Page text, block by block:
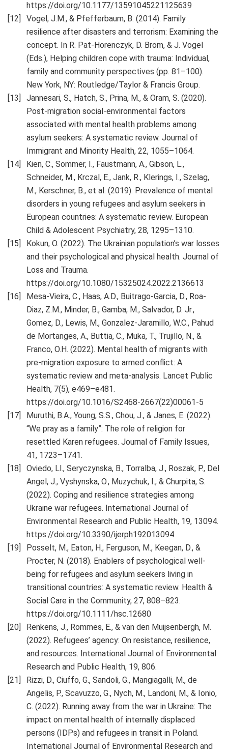
https://doi.org/10.1177/13591045221125639
Vogel, J.M., & Pfefferbaum, B. (2014). Family
resilience after disasters and terrorism: Examining the
concept. In R. Pat-Horenczyk, D. Brom, & J. Vogel
(Eds.), Helping children cope with trauma: Individual,
family and community perspectives (pp. 81–100).
New York, NY: Routledge/Taylor & Francis Group.
Jannesari, S., Hatch, S., Prina, M., & Oram, S. (2020).
Post-migration social-environmental factors
associated with mental health problems among
asylum seekers: A systematic review. Journal of
Immigrant and Minority Health, 22, 1055–1064.
Kien, C., Sommer, I., Faustmann, A., Gibson, L.,
Schneider, M., Krczal, E., Jank, R., Klerings, I., Szelag,
M., Kerschner, B., et al. (2019). Prevalence of mental
disorders in young refugees and asylum seekers in
European countries: A systematic review. European
Child & Adolescent Psychiatry, 28, 1295–1310.
Kokun, O. (2022). The Ukrainian population’s war losses
and their psychological and physical health. Journal of
Loss and Trauma.
https://doi.org/10.1080/15325024.2022.2136613
Mesa-Vieira, C., Haas, A.D., Buitrago-Garcia, D., Roa-
Diaz, Z.M., Minder, B., Gamba, M., Salvador, D. Jr.,
Gomez, D., Lewis, M., Gonzalez-Jaramillo, W.C., Pahud
de Mortanges, A., Buttia, C., Muka, T., Trujillo, N., &
Franco, O.H. (2022). Mental health of migrants with
pre-migration exposure to armed conflict: A
systematic review and meta-analysis. Lancet Public
Health, 7(5), e469–e481.
https://doi.org/10.1016/S2468-2667(22)00061-5
Muruthi, B.A., Young, S.S., Chou, J., & Janes, E. (2022).
“We pray as a family”: The role of religion for
resettled Karen refugees. Journal of Family Issues,
41, 1723–1741.
Oviedo, Ll., Seryczynska, B., Torralba, J., Roszak, P., Del
Angel, J., Vyshynska, O., Muzychuk, I., & Churpita, S.
(2022). Coping and resilience strategies among
Ukraine war refugees. International Journal of
Environmental Research and Public Health, 19, 13094.
https://doi.org/10.3390/ijerph192013094
Posselt, M., Eaton, H., Ferguson, M., Keegan, D., &
Procter, N. (2018). Enablers of psychological well-
being for refugees and asylum seekers living in
transitional countries: A systematic review. Health &
Social Care in the Community, 27, 808–823.
https://doi.org/10.1111/hsc.12680
Renkens, J., Rommes, E., & van den Muijsenbergh, M.
(2022). Refugees’ agency: On resistance, resilience,
and resources. International Journal of Environmental
Research and Public Health, 19, 806.
Rizzi, D., Ciuffo, G., Sandoli, G., Mangiagalli, M., de
Angelis, P., Scavuzzo, G., Nych, M., Landoni, M., & Ionio,
C. (2022). Running away from the war in Ukraine: The
impact on mental health of internally displaced
persons (IDPs) and refugees in transit in Poland.
International Journal of Environmental Research and